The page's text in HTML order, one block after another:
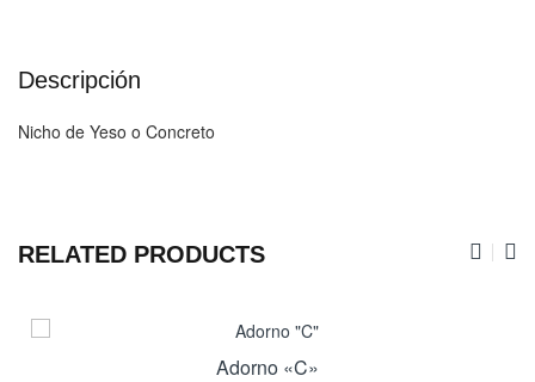
Descripción
Nicho de Yeso o Concreto
RELATED PRODUCTS
Adorno «C»